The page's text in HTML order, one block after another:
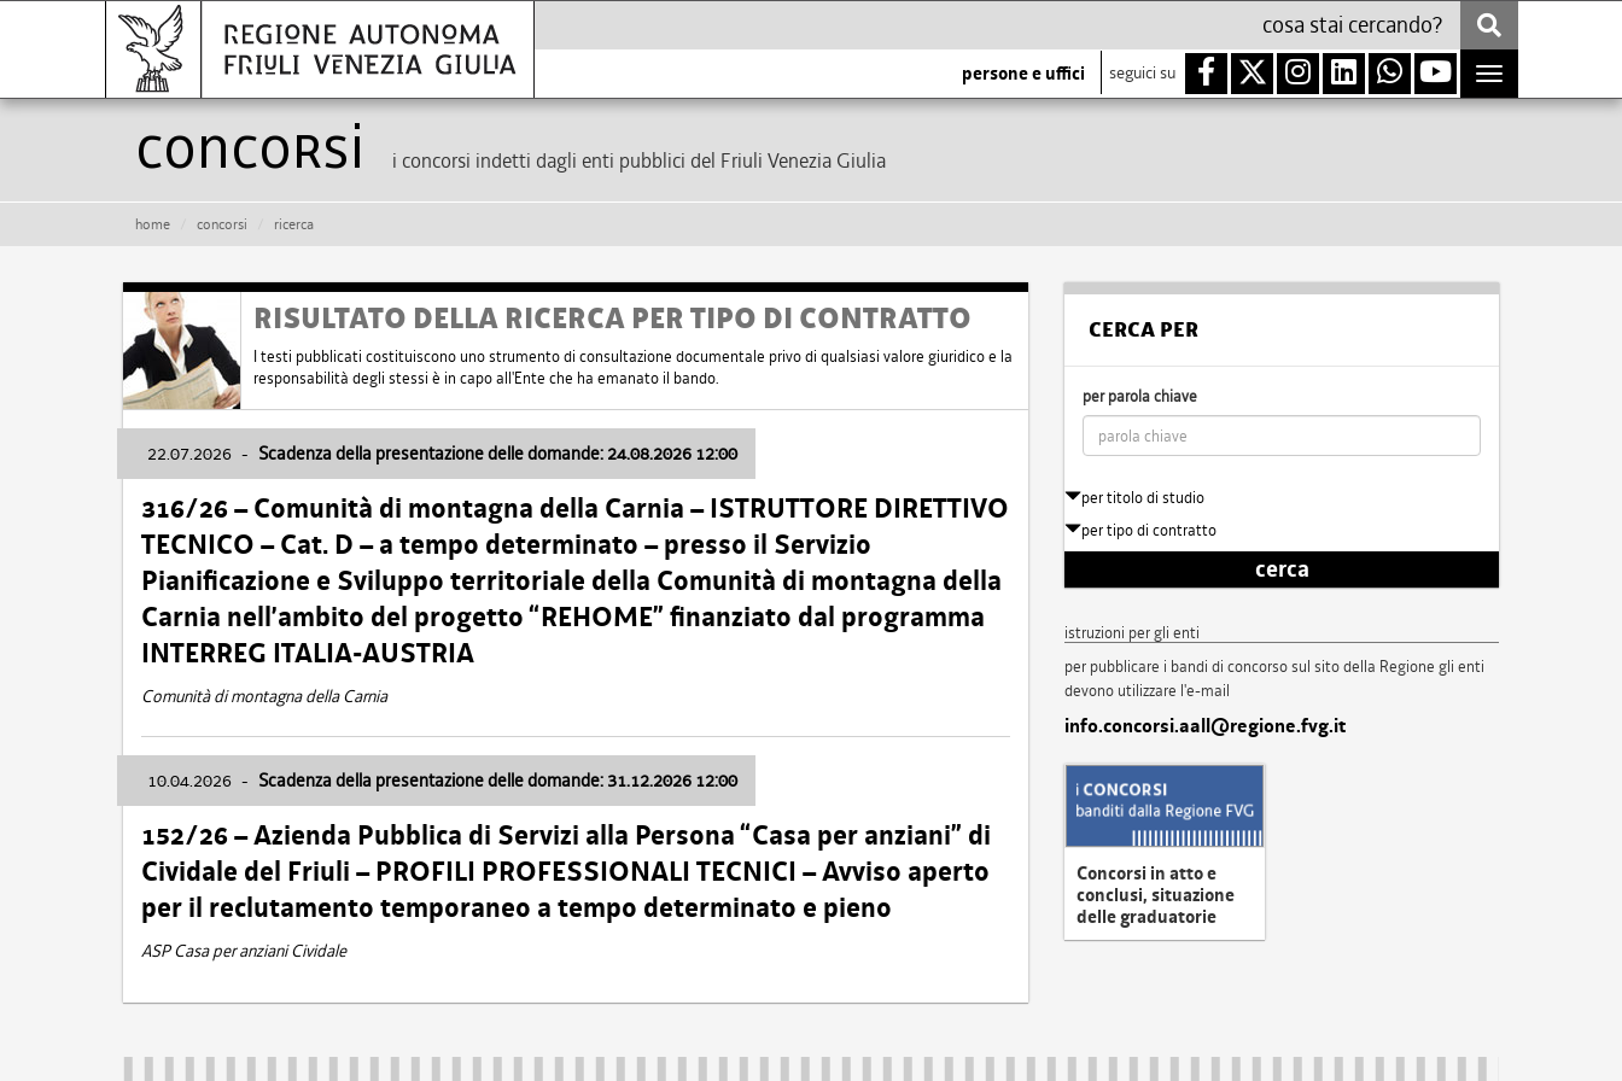
persone e uffici seguici su
Toggle
navigation
Concorsi i concorsi indetti dagli enti pubblici del Friuli Venezia Giulia
home concorsi ricerca
RISULTATO DELLA RICERCA PER TIPO DI CONTRATTO
I testi pubblicati costituiscono uno strumento di consultazione documentale privo di qualsiasi valore giuridico e la
responsabilità degli stessi è in capo all'Ente che ha emanato il bando.
22.07.2026 - Scadenza della presentazione delle domande: 24.08.2026 12:00
316/26 – Comunità di montagna della Carnia – ISTRUTTORE DIRETTIVO
TECNICO – Cat. D – a tempo determinato – presso il Servizio
Pianificazione e Sviluppo territoriale della Comunità di montagna della
Carnia nell’ambito del progetto “REHOME” finanziato dal programma
INTERREG ITALIA-AUSTRIA
Comunità di montagna della Carnia
10.04.2026 - Scadenza della presentazione delle domande: 31.12.2026 12:00
152/26 – Azienda Pubblica di Servizi alla Persona “Casa per anziani” di
Cividale del Friuli – PROFILI PROFESSIONALI TECNICI – Avviso aperto
per il reclutamento temporaneo a tempo determinato e pieno
ASP Casa per anziani Cividale
CERCA PER
per parola chiave
per titolo di studio
per tipo di contratto
cerca
istruzioni per gli enti
per pubblicare i bandi di concorso sul sito della Regione gli enti
devono utilizzare l'e-mail
info.concorsi.aall@regione.fvg.it
Concorsi in atto e
conclusi, situazione
delle graduatorie